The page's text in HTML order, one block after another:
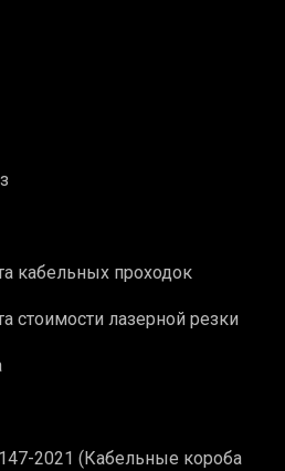
кабельных проходок
стоимости лазерной резки
2021 (Кабельные короба